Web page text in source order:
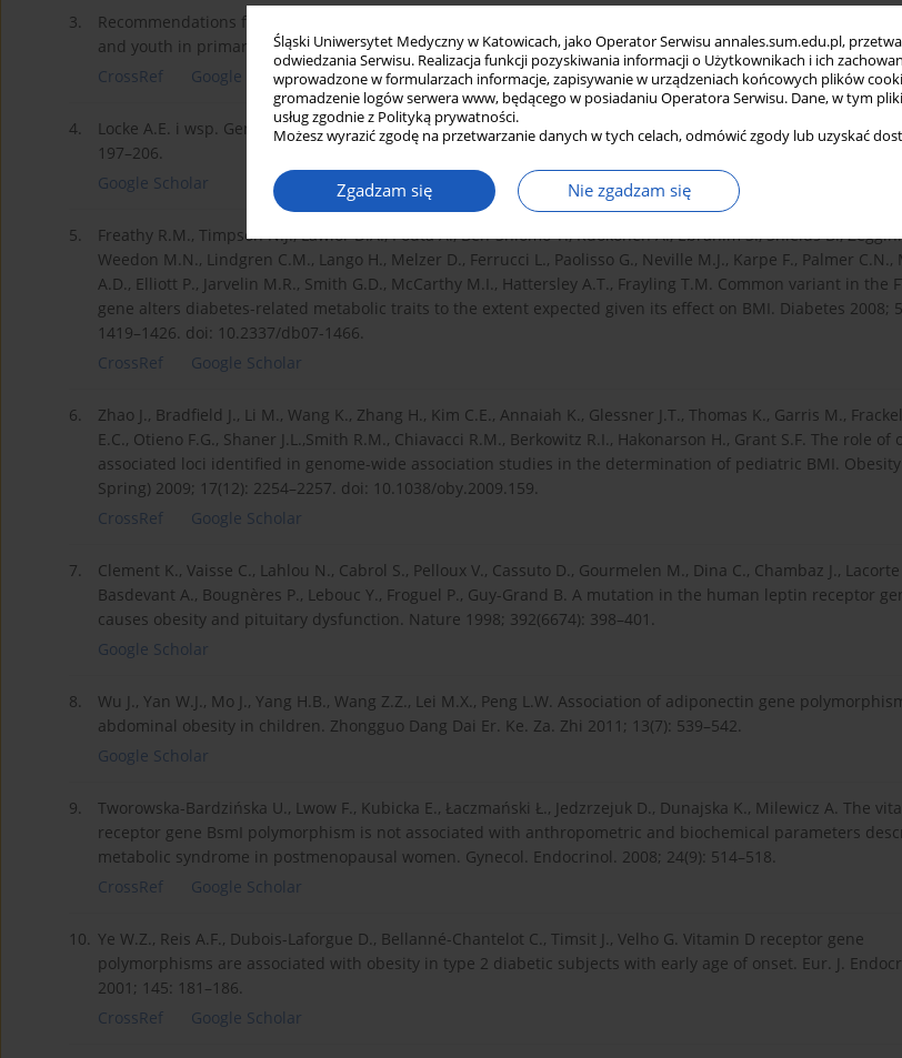
Śląski Uniwersytet Medyczny w Katowicach, jako Operator Serwisu annales.sum.edu.pl,
odwiedzania Serwisu. Realizacja funkcji pozyskiwania informacji o Użytkownikach i ich
wprowadzone w formularzach informacje, zapisywanie w urządzeniach końcowych plików
gromadzenie logów serwera www, będącego w posiadaniu Operatora Serwisu. Dane, w tym
usług zgodnie z Polityką prywatności.
Możesz wyrazić zgodę na przetwarzanie danych w tych celach, odmówić zgody lub uzyskać
Zgadzam się Nie zgadzam się
3.
Recommendations for growth monitoring, and prevention and management of overweight and obesity in
and youth in primary care. CMAJ 2015; 187(6): 411–421. doi: 10.1503/cmaj.141285.
CrossRef
Google Scholar
4.
Locke A.E. i wsp. Genetic studies of body mass index yield new insights for obesity biology. Nature 2015;
197–206.
Google Scholar
5.
Freathy R.M., Timpson N.J., Lawlor D.A., Pouta A., Ben-Shlomo Y., Ruokonen A., Ebrahim S., Shields B.,
Weedon M.N., Lindgren C.M., Lango H., Melzer D., Ferrucci L., Paolisso G., Neville M.J., Karpe F., Palmer C.N.,
A.D., Elliott P., Jarvelin M.R., Smith G.D., McCarthy M.I., Hattersley A.T., Frayling T.M. Common variant in the
gene alters diabetes-related metabolic traits to the extent expected given its effect on BMI. Diabetes 2008;
1419–1426. doi: 10.2337/db07-1466.
CrossRef
Google Scholar
6.
Zhao J., Bradfield J., Li M., Wang K., Zhang H., Kim C.E., Annaiah K., Glessner J.T., Thomas K., Garris M.,
E.C., Otieno F.G., Shaner J.L.,Smith R.M., Chiavacci R.M., Berkowitz R.I., Hakonarson H., Grant S.F. The role of
associated loci identified in genome-wide association studies in the determination of pediatric BMI. Obesity
Spring) 2009; 17(12): 2254–2257. doi: 10.1038/oby.2009.159.
CrossRef
Google Scholar
7.
Clement K., Vaisse C., Lahlou N., Cabrol S., Pelloux V., Cassuto D., Gourmelen M., Dina C., Chambaz J., Lacorte
Basdevant A., Bougnères P., Lebouc Y., Froguel P., Guy-Grand B. A mutation in the human leptin receptor
causes obesity and pituitary dysfunction. Nature 1998; 392(6674): 398–401.
Google Scholar
8.
Wu J., Yan W.J., Mo J., Yang H.B., Wang Z.Z., Lei M.X., Peng L.W. Association of adiponectin gene
abdominal obesity in children. Zhongguo Dang Dai Er. Ke. Za. Zhi 2011; 13(7): 539–542.
Google Scholar
9.
Tworowska-Bardzińska U., Lwow F., Kubicka E., Łaczmański Ł., Jedzrzejuk D., Dunajska K., Milewicz A. The
receptor gene BsmI polymorphism is not associated with anthropometric and biochemical parameters
metabolic syndrome in postmenopausal women. Gynecol. Endocrinol. 2008; 24(9): 514–518.
CrossRef
Google Scholar
10. Ye W.Z., Reis A.F., Dubois-Laforgue D., Bellanné-Chantelot C., Timsit J., Velho G. Vitamin D receptor gene
polymorphisms are associated with obesity in type 2 diabetic subjects with early age of onset. Eur. J.
2001; 145: 181–186.
CrossRef
Google Scholar